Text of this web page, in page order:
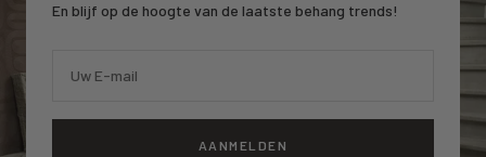
En blijf op de hoogte van de laatste behang trends!
Uw E-mail
AANMELDEN